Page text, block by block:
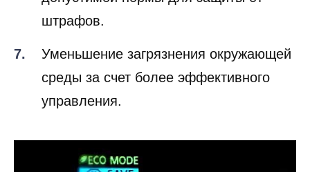
штрафов.
Уменьшение загрязнения окружающей
среды за счет более эффективного
управления.